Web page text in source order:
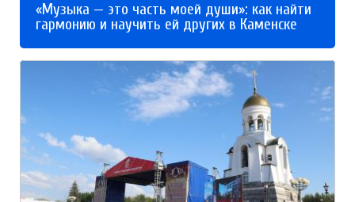
«Музыка — это часть моей души»: как найти
гармонию и научить ей других в Каменске